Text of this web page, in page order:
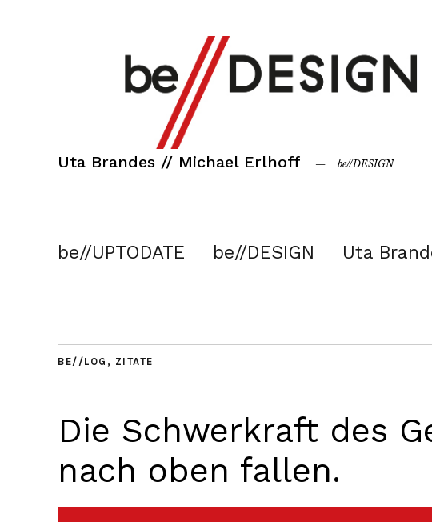
Uta Brandes // Michael Erlhoff be//DESIGN
be//UPTODATE be//DESIGN Uta
BE//LOG , ZITATE
Die Schwerkraft des
nach oben fallen.